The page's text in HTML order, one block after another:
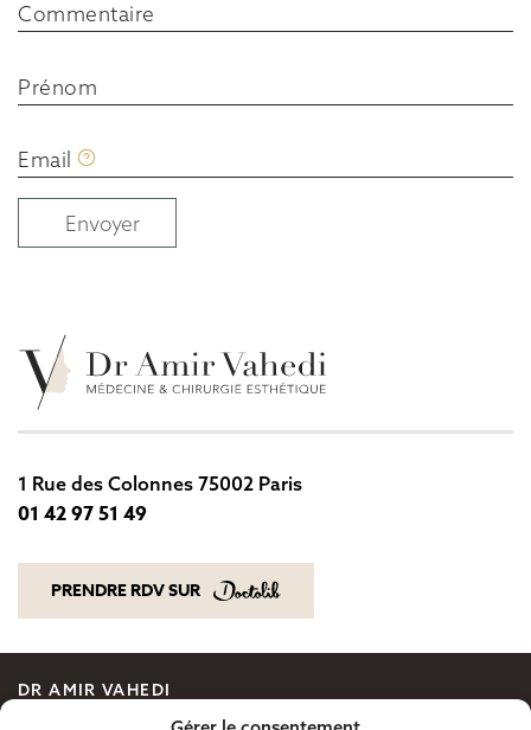
Commentaire
Prénom
Email
Envoyer
1 Rue des Colonnes 75002 Paris
01 42 97 51 49
PRENDRE RDV SUR
DR AMIR VAHEDI
CHIRURGIE ESTHÉTIQUE